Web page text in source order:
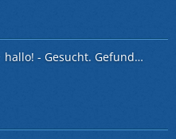
hallo! - Gesucht. Gefunden.